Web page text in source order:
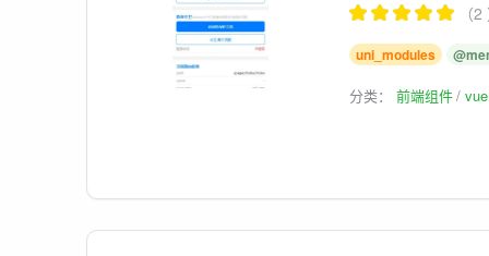
（
uni_modules
分类：前端组件